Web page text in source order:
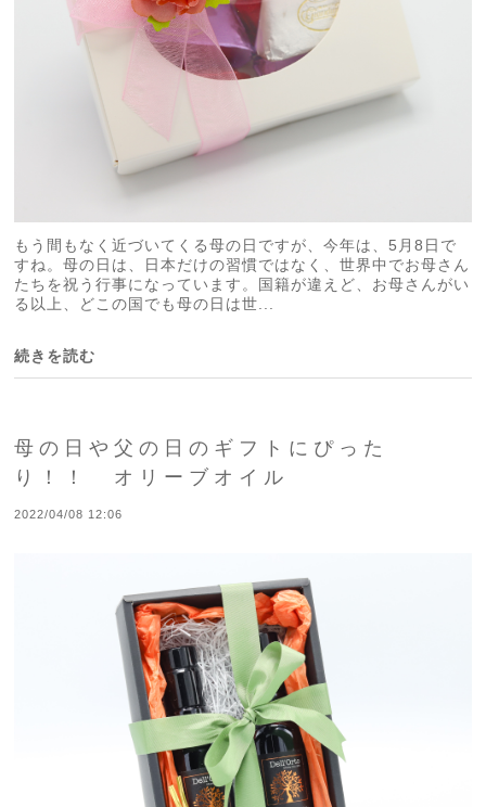
もう間もなく近づいてくる母の日ですが、今年は、5月8日で
すね。母の日は、日本だけの習慣ではなく、世界中でお母さん
たちを祝う行事になっています。国籍が違えど、お母さんがい
る以上、どこの国でも母の日は世...
続きを読む
母の日や父の日のギフトにぴった
り！！ オリーブオイル
2022/04/08 12:06